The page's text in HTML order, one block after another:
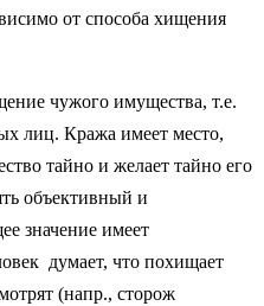
от способа хищения
чужого имущества, т.е.
лиц. Кража имеет место,
тайно и желает тайно его
объективный и
значение имеет
думает, что похищает
(напр., сторож